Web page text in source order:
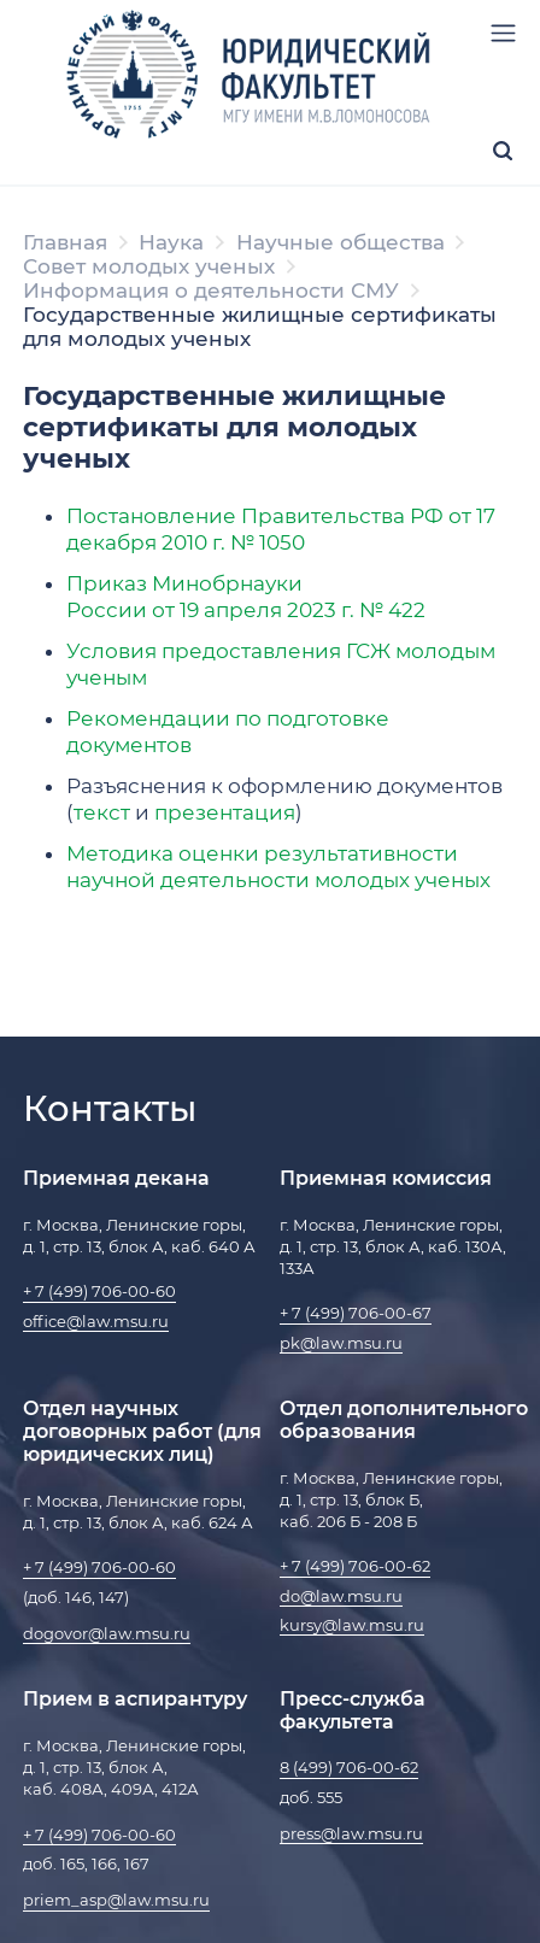
Главная Наука
Научные общества
Совет молодых ученых
Информация о деятельности СМУ
Государственные жилищные сертификаты
для молодых ученых
Государственные жилищные
сертификаты для молодых
ученых
Постановление Правительства РФ от 17
декабря 2010 г. № 1050
Приказ Минобрнауки
России от 19 апреля 2023 г. № 422
Условия предоставления ГСЖ молодым
ученым
Рекомендации по подготовке
документов
Разъяснения к оформлению документов
(тексти презентация)
Методика оценки результативности
научной деятельности молодых ученых
Контакты
Приемная декана
г. Москва, Ленинские горы,
д. 1, стр. 13, блок А, каб. 640 А
+ 7 (499) 706-00-60
office@law.msu.ru
Приемная комиссия
г. Москва, Ленинские горы,
д. 1, стр. 13, блок А, каб. 130А,
133А
+ 7 (499) 706-00-67
pk@law.msu.ru
Отдел научных
договорных работ (для
юридических лиц)
г. Москва, Ленинские горы,
д. 1, стр. 13, блок А, каб. 624 А
+ 7 (499) 706-00-60
(доб. 146, 147)
dogovor@law.msu.ru
Отдел дополнительного
образования
г. Москва, Ленинские горы,
д. 1, стр. 13, блок Б,
каб. 206 Б - 208 Б
+ 7 (499) 706-00-62
do@law.msu.ru
kursy@law.msu.ru
Прием в аспирантуру
г. Москва, Ленинские горы,
д. 1, стр. 13, блок А,
каб. 408А, 409А, 412А
+ 7 (499) 706-00-60
доб. 165, 166, 167
priem_asp@law.msu.ru
Пресс-служба
факультета
8 (499) 706-00-62
доб. 555
press@law.msu.ru